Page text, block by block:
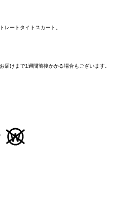
レートタイトスカート。
けまで1週間前後かかる場合もございます。